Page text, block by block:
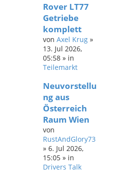
Rover LT77
Getriebe
komplett
von Axel Krug »
13. Jul 2026,
05:58 » in
Teilemarkt
Neuvorstellu
ng aus
Österreich
Raum Wien
von
RustAndGlory73
» 6. Jul 2026,
15:05 » in
Drivers Talk